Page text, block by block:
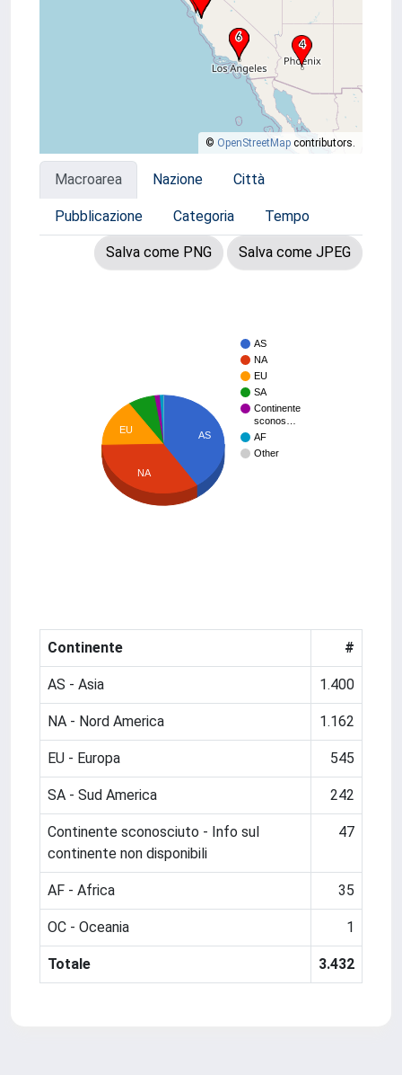
© OpenStreetMap contributors.
Macroarea Nazione Città
Pubblicazione Categoria Tempo
Salva come PNG Salva come JPEG
AS
NA
EU
SA
Continente
sconos…
AF
Other
AS
EU
NA
Continente #
AS - Asia 1.400
NA - Nord America 1.162
EU - Europa 545
SA - Sud America 242
Continente sconosciuto - Info sul
continente non disponibili
47
AF - Africa 35
OC - Oceania 1
Totale 3.432